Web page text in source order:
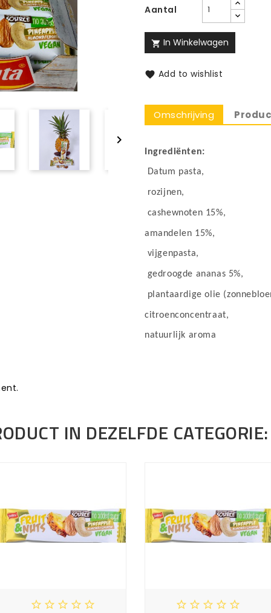

Aantal
 In Winkelwagen
 Add to wishlist
Omschrijving
Ingrediënten:
Datum pasta,
rozijnen,
cashewnoten 15%,
amandelen 15%,
vijgenpasta,
gedroogde ananas 5%,
plantaardige olie
citroenconcentraat,
natuurlijk aroma
IN DEZELFDE CATEGORIE:
    
    